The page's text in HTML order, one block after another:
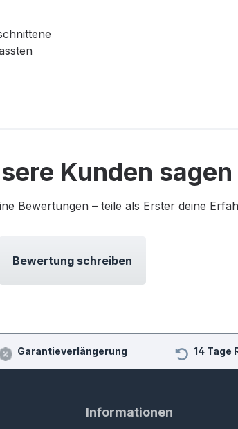
Kunden sagen
Bewertungen – teile als Erster deine
Bewertung schreiben
Garantieverlängerung 14 Tage
Informationen